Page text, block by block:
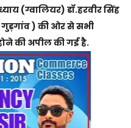
(ग्वालियर) डॉ.हरवीर सिंह
) की ओर से सभी
की अपील की गई है.